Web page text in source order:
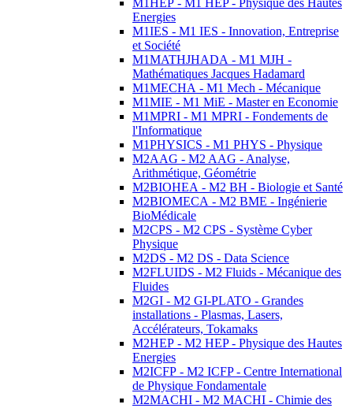
M1HEP - M1 HEP - Physique des Hautes
Energies
M1IES - M1 IES - Innovation, Entreprise
et Société
M1MATHJHADA - M1 MJH -
Mathématiques Jacques Hadamard
M1MECHA - M1 Mech - Mécanique
M1MIE - M1 MiE - Master en Economie
M1MPRI - M1 MPRI - Fondements de
l'Informatique
M1PHYSICS - M1 PHYS - Physique
M2AAG - M2 AAG - Analyse,
Arithmétique, Géométrie
M2BIOHEA - M2 BH - Biologie et Santé
M2BIOMECA - M2 BME - Ingénierie
BioMédicale
M2CPS - M2 CPS - Système Cyber
Physique
M2DS - M2 DS - Data Science
M2FLUIDS - M2 Fluids - Mécanique des
Fluides
M2GI - M2 GI-PLATO - Grandes
installations - Plasmas, Lasers,
Accélérateurs, Tokamaks
M2HEP - M2 HEP - Physique des Hautes
Energies
M2ICFP - M2 ICFP - Centre International
de Physique Fondamentale
M2MACHI - M2 MACHI - Chimie des